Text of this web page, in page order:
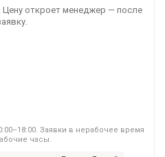
откроет менеджер — после
Заявки в нерабочее время
часы.